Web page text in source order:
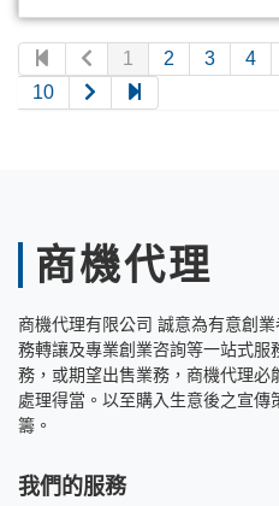
1 2 3 4
10
商機代理
商機代理有限公司 誠意為有意創
務轉讓及專業創業咨詢等一站式服
務，或期望出售業務，商機代理必
處理得當。以至購入生意後之宣
籌。
我們的服務